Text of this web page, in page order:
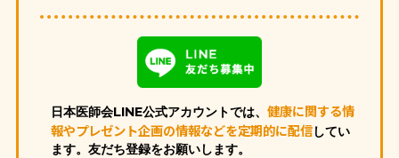
日本医師会LINE公式アカウントでは、 健康に関する情
報やプレゼント企画の情報などを定期的に配信してい
ます。 友だち登録をお願いします。